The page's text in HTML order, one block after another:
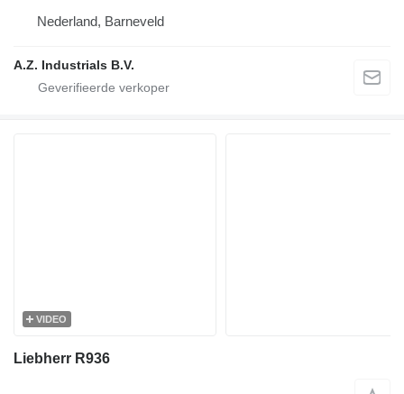
Nederland, Barneveld
A.Z. Industrials B.V.
VIDEO
Liebherr R936